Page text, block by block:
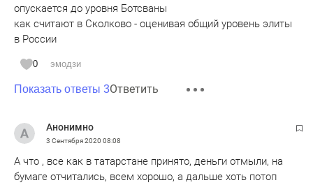
опускается до уровня Ботсваны
как считают в Сколково - оценивая общий уровень элиты
в России
0 эмодзи
Показать ответы 3Ответить
Анонимно
3 Сентября 2020 08:08
А что , все как в татарстане принято, деньги отмыли, на
бумаге отчитались, всем хорошо, а дальше хоть потоп